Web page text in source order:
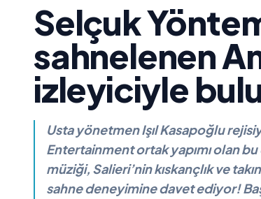
Selçuk
sahnelenen
izleyiciyle
Usta yönetmen Işıl Kasapoğlu
Entertainment ortak yapımı olan
müziği, Salieri’nin kıskançlık ve
sahne deneyimine davet ediyor!